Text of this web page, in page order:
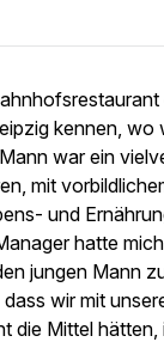
kennen, wo
war ein
mit
und
hatte
jungen Mann
wir mit
die Mittel